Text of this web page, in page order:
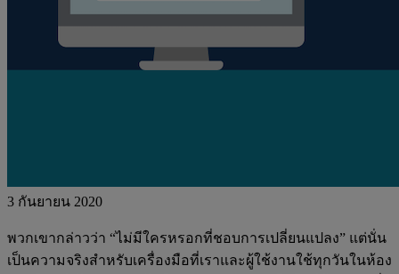
3 กันยายน 2020
พวกเขากล่าวว่า “ไม่มีใครหรอกที่ชอบการเปลี่ยนแปลง” แต่นั่น
เป็นความจริงสำหรับเครื่องมือที่เราและผู้ใช้งานใช้ทุกวันในห้อง